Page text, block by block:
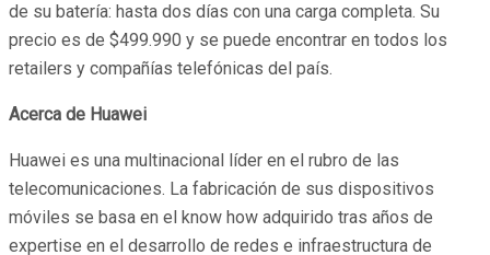
de su batería: hasta dos días con una carga completa. Su
precio es de $499.990 y se puede encontrar en todos los
retailers y compañías telefónicas del país.
Acerca de Huawei
Huawei es una multinacional líder en el rubro de las
telecomunicaciones. La fabricación de sus dispositivos
móviles se basa en el know how adquirido tras años de
expertise en el desarrollo de redes e infraestructura de